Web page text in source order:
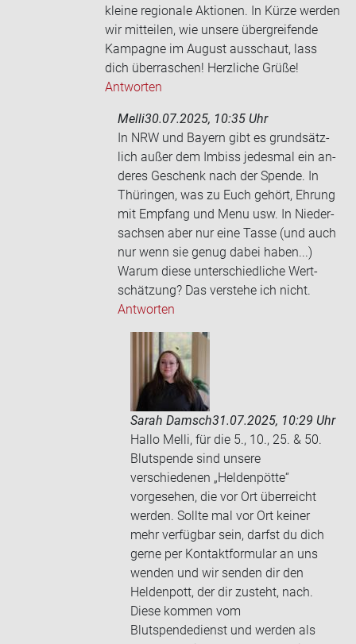
kleine regionale Aktionen. In Kürze werden
wir mitteilen, wie unsere übergreifende
Kampagne im August ausschaut, lass
dich überraschen! Herzliche Grüße!
Antworten
Melli30.07.2025, 10:35 Uhr
In NRW und Bay­ern gibt es grund­sätz­
lich außer dem Im­biss je­des­mal ein an­
de­res Ge­schenk nach der Spen­de. In
Thü­rin­gen, was zu Euch ge­hört, Eh­rung
mit Emp­fang und Menu usw. In Nie­der­
sach­sen aber nur eine Tasse (und auch
nur wenn sie genug dabei haben...)
Warum diese un­ter­schied­li­che Wert­
schät­zung? Das ver­ste­he ich nicht.
Antworten
Sarah Damsch31.07.2025, 10:29 Uhr
Hallo Melli, für die 5., 10., 25. & 50.
Blutspende sind unsere
verschiedenen „Heldenpötte“
vorgesehen, die vor Ort überreicht
werden. Sollte mal vor Ort keiner
mehr verfügbar sein, darfst du dich
gerne per Kontaktformular an uns
wenden und wir senden dir den
Heldenpott, der dir zusteht, nach.
Diese kommen vom
Blutspendedienst und werden als